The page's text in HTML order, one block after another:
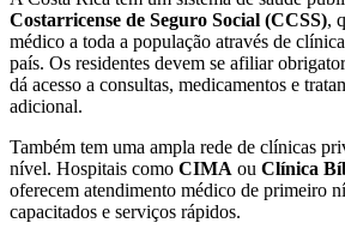
Costarricense de Seguro Social (CCSS),
médico a toda a população através de
país. Os residentes devem se afiliar
dá acesso a consultas, medicamentos e
adicional.
Também tem uma ampla rede de clínicas
nível. Hospitais como CIMA ou Clínica
oferecem atendimento médico de primeiro
capacitados e serviços rápidos.